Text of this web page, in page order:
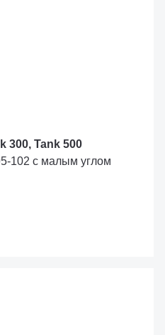
300, Tank 500
102 с малым углом